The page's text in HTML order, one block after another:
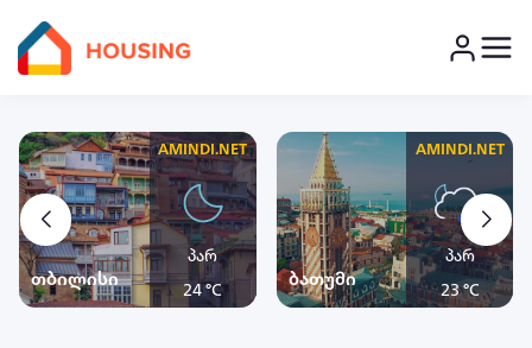
თბილისი
AMINDI.NET
პარ
24 °C
ბათუმი
AMINDI.NET
პარ
23 °C